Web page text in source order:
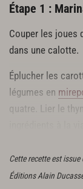
Étape 1 :
Couper les joues
dans une calotte.
Éplucher les
légumes en
quatre. Lier le
Cette recette est
Éditions Alain